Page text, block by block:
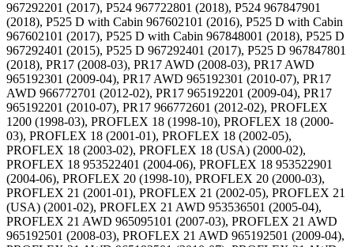
967292201 (2017), P524 967722801 (2018), P524 967847901
(2018), P525 D with Cabin 967602101 (2016), P525 D with Cabin
967602101 (2017), P525 D with Cabin 967848001 (2018), P525 D
967292401 (2015), P525 D 967292401 (2017), P525 D 967847801
(2018), PR17 (2008-03), PR17 AWD (2008-03), PR17 AWD
965192301 (2009-04), PR17 AWD 965192301 (2010-07), PR17
AWD 966772701 (2012-02), PR17 965192201 (2009-04), PR17
965192201 (2010-07), PR17 966772601 (2012-02), PROFLEX
1200 (1998-03), PROFLEX 18 (1998-10), PROFLEX 18 (2000-
03), PROFLEX 18 (2001-01), PROFLEX 18 (2002-05),
PROFLEX 18 (2003-02), PROFLEX 18 (USA) (2000-02),
PROFLEX 18 953522401 (2004-06), PROFLEX 18 953522901
(2004-06), PROFLEX 20 (1998-10), PROFLEX 20 (2000-03),
PROFLEX 21 (2001-01), PROFLEX 21 (2002-05), PROFLEX 21
(USA) (2001-02), PROFLEX 21 AWD 953536501 (2005-04),
PROFLEX 21 AWD 965095101 (2007-03), PROFLEX 21 AWD
965192501 (2008-03), PROFLEX 21 AWD 965192501 (2009-04),